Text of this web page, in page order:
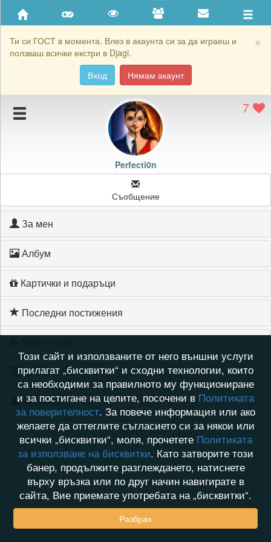
×
Ти си ГОСТ в момента. Влез в акаунта си за да играеш и
ползваш всички екстри в Djagi.
Вход
Нямам акаунт
Приятели
Хронология на игри
Подаръците на Perfecti0n
Картичките на Perfecti0n
7
Perfecti0n
Съобщение
За мен
Албум
Картички и подаръци
Последни постижения
Хронология на игри
Активност
Този сайт и използваните от него външни услуги
прилагат „бисквитки“ и сходни технологии, които
са необходими за правилното му функциониране
и за постигане на целите, посочени в Политиката
за поверителност. За повече информация или ако
желаете да оттеглите съгласието си за някои или
всички „бисквитки“, моля, прочетете Политиката
за използване на бисквитки. Като затворите този
банер, продължите разглеждането, натиснете
върху връзка или по друг начин навигирате в
сайта, Вие приемате употребата на „бисквитки“.
Разбрах